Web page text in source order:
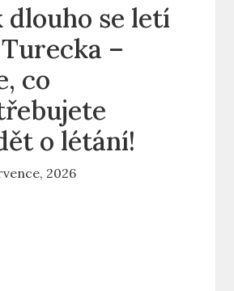
dlouho se letí
–
co
o létání!
2026